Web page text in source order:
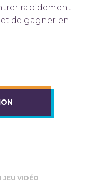
rapidement
de gagner en
JEU VIDÉO